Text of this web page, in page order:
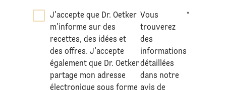
J'accepte que Dr. Oetker
m'informe sur des
recettes, des idées et
des offres. J'accepte
également que Dr. Oetker
partage mon adresse
électronique sous forme
Vous
trouverez
des
informations
détaillées
dans notre
avis de
*